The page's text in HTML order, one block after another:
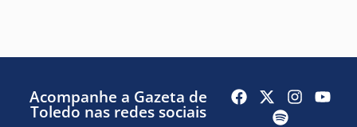
Acompanhe a Gazeta de
Toledo nas redes sociais